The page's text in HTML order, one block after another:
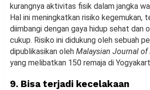
kurangnya aktivitas fisik dalam jangka
Hal ini meningkatkan risiko kegemukan,
diimbangi dengan gaya hidup sehat dan
cukup. Risiko ini didukung oleh sebuah
dipublikasikan oleh Malaysian Journal
yang melibatkan 150 remaja di
9. Bisa terjadi kecelakaan